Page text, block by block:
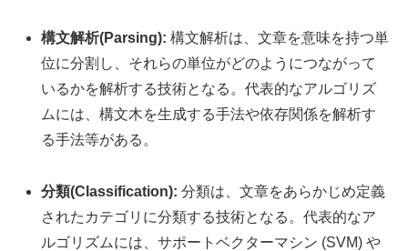
構文解析(Parsing): 構文解析は、文章を意味を持つ単
位に分割し、それらの単位がどのようにつながって
いるかを解析する技術となる。代表的なアルゴリズ
ムには、構文木を生成する手法や依存関係を解析す
る手法等がある。
分類(Classification): 分類は、文章をあらかじめ定義
されたカテゴリに分類する技術となる。代表的なア
ルゴリズムには、サポートベクターマシン (SVM) や